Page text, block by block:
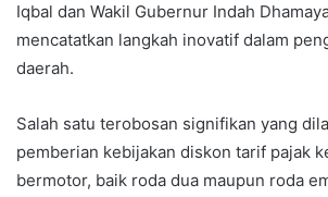
Iqbal dan Wakil Gubernur Indah
mencatatkan langkah inovatif dalam
daerah.
Salah satu terobosan signifikan yang
pemberian kebijakan diskon tarif pajak
bermotor, baik roda dua maupun roda